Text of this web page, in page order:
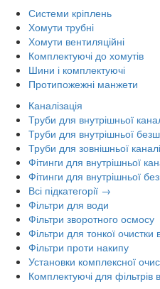
Системи кріплень
Хомути трубні
Хомути вентиляційні
Комплектуючі до хомутів
Шини і комплектуючі
Протипожежні манжети
Каналізація
Труби для внутрішньої
Труби для внутрішньої
Труби для зовнішньої
Фітинги для внутрішньої
Фітинги для внутрішньої
Всі підкатегорії →
Фільтри для води
Фільтри зворотного осмосу
Фільтри для тонкої очистки
Фільтри проти накипу
Установки комплексної
Комплектуючі для фільтрів